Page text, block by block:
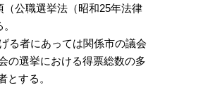
公職選挙法（昭和25年法律
る者にあっては関係市の議会
の選挙における得票総数の多
する。